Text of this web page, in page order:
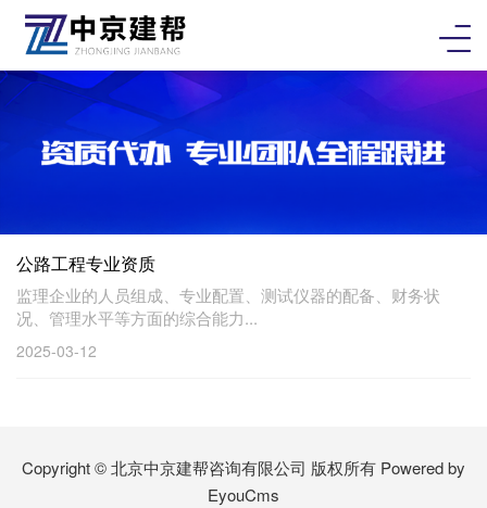
公路工程专业资质
监理企业的人员组成、专业配置、测试仪器的配备、财务状
况、管理水平等方面的综合能力...
2025-03-12
Copyright © 北京中京建帮咨询有限公司 版权所有 Powered by
EyouCms